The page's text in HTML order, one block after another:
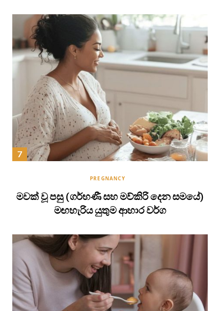
PREGNANCY
මවක් වූ පසු (ගර්භණී සහ මව්කිරි දෙන සමයේ)
මඟහැරිය යුතුම ආහාර වර්ග